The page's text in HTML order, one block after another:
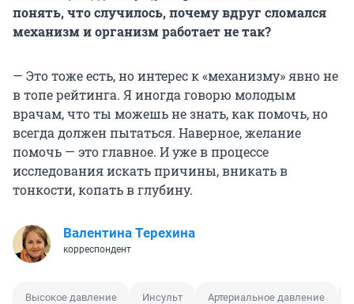
понять, что случилось, почему вдруг сломался
механизм и организм работает не так?
— Это тоже есть, но интерес к «механизму» явно не
в топе рейтинга. Я иногда говорю молодым
врачам, что ты можешь не знать, как помочь, но
всегда должен пытаться. Наверное, желание
помочь — это главное. И уже в процессе
исследования искать причины, вникать в
тонкости, копать в глубину.
Валентина Терехина
корреспондент
Высокое давление Инсульт Артериальное давление